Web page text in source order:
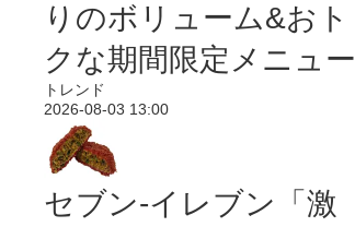
りのボリューム&おト
クな期間限定メニュー
トレンド
2026-08-03 13:00
セブン-イレブン「激